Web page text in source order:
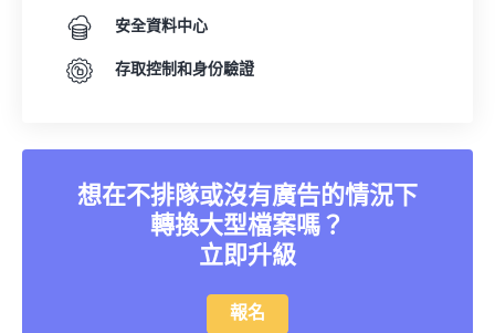
安全資料中心
存取控制和身份驗證
想在不排隊或沒有廣告的情況下
轉換大型檔案嗎？
立即升級
報名